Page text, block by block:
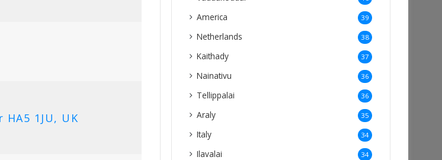
1JU, UK
America 39
Netherlands 38
Kaithady 37
Nainativu 36
Tellippalai 36
Araly 35
Italy 34
Ilavalai 34